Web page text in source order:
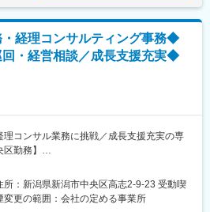
のベンチャー企業です。
身を成長させたい人」「組織人事採用に関
リの環境があります。評価査定は年に４
て昇給昇格もタイムリーに行います。
オフィシャルクラブパートナー企業とし
、様々な形で関わる事ができます。
りたい姿の明確化
プローチで、社員自身が企業の本当の価
ることで、社員の進む方向性を合わせま
実行支援
シリテーターとして、経営課題を解決する
ョップ・プロジェクトの企画・運営を行い
グ
があります。月給(月額)は固定手当を含めた
・経理コンサルティング事務◆
・経営相談／成長支援充実◆
理コンサル業務に挑戦／成長支援充実の専
勤務】
拠点を置き、地域の法人や個人事業主のお
・経営コンサルティングサービスを提供
ョンでは、未経験から税務・経理コンサル
所：新潟県新潟市中央区高志2-9-23 受動喫
変更の範囲：会社の定める事業所